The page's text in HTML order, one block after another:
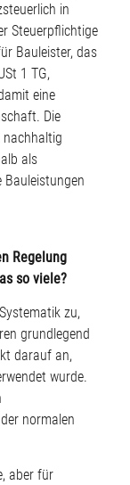
in
Steuerpflichtige
Bauleister, das
1 TG,
eine
Die
nachhaltig
als
Bauleistungen
Regelung
so viele?
zu,
grundlegend
darauf an,
wurde.
normalen
aber für